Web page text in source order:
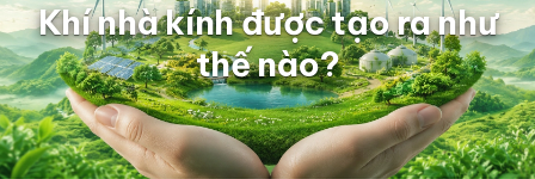
Khí nhà kính được tạo ra như
thế nào?